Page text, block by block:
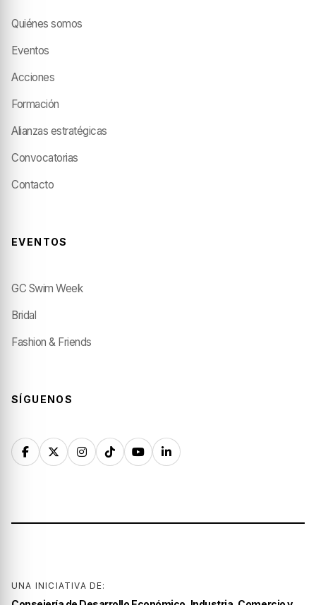
Quiénes somos
Eventos
Acciones
Formación
Alianzas estratégicas
Convocatorias
Contacto
EVENTOS
GC Swim Week
Bridal
Fashion & Friends
SÍGUENOS
UNA INICIATIVA DE: